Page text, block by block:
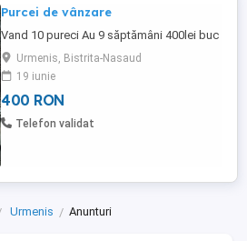
Purcei de vânzare
Vand 10 pureci Au 9 săptămâni 400lei buc
Urmenis, Bistrita-Nasaud
19 iunie
400 RON
Telefon validat
Urmenis Anunturi